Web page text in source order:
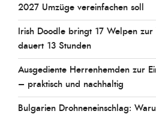
2027 Umzüge vereinfachen soll
Irish Doodle bringt 17 Welpen
dauert 13 Stunden
Ausgediente Herrenhemden zur
– praktisch und nachhaltig
Bulgarien Drohneneinschlag: